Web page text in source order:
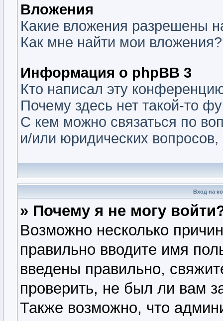
Вложения
Какие вложения разрешены
Как мне найти мои вложения?
Информация о phpBB 3
Кто написал эту
Почему здесь нет такой-то
С кем можно связаться по
и/или юридических
Вход на
» Почему я не могу
Возможно несколько
правильно вводите имя
введены правильно,
проверить, не был ли вам
Также возможно, что